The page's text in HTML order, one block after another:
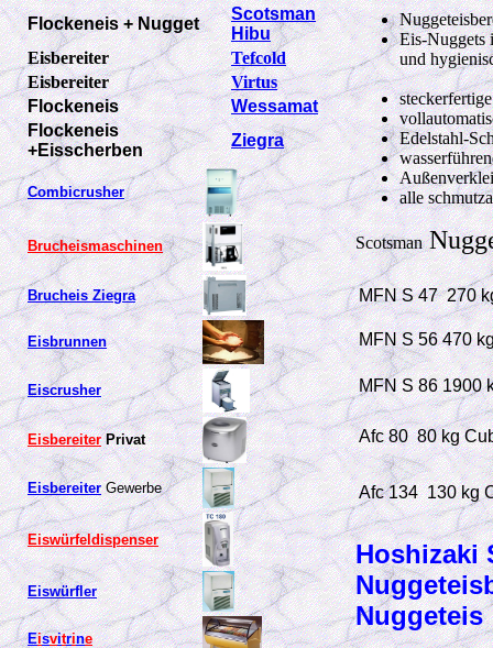
Flockeneis + Nugget
Scotsman
Hibu
Eisbereiter
Tefcold
Eisbereiter
Virtus
Flockeneis
Wessamat
Flockeneis
+Eisscherben
Ziegra
Combicrusher
Brucheismaschinen
Brucheis Ziegra
Eisbrunnen
Eiscrusher
EisbereiterPrivat
Eisbereiter Gewerbe
Eiswürfeldispenser
Eiswürfler
Eisvitrine
Eis-Nuggets
und
Edelstahl-
alle
Scotsman
MFN S 47270
MFN S 56 470
MFN S 861900
Afc 80 80 kg
Afc 134 130 kg
Hoshizaki